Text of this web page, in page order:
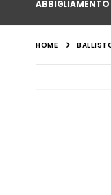
ABBIGLIAMENTO
HOME